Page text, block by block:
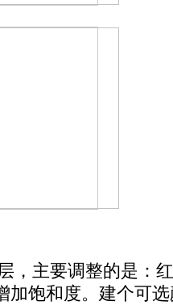
，主要调整的是：
加饱和度。建个可